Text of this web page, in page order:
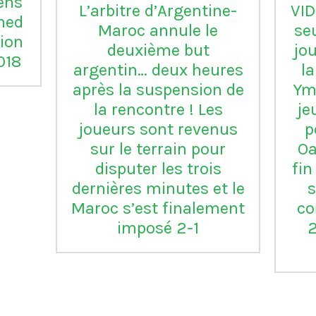
à
VIDÉO - Gaëtan Huard,
record d'invincibilité
pour un gardien en
France, est l'auteur
d'un mythique CSC
avec Bordeaux contre
Volgograd (2-1) en
Coupe de l'UEFA le 17
octobre 1995